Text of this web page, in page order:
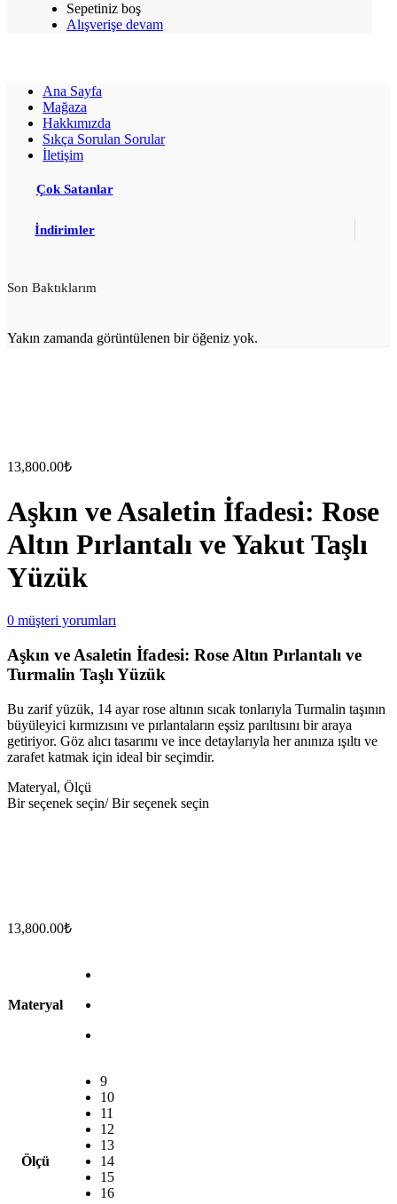
Sepetiniz boş
Alışverişe devam
Ana Sayfa
Mağaza
Hakkımızda
Sıkça Sorulan Sorular
İletişim
Çok Satanlar
İndirimler
Son Baktıklarım
Yakın zamanda görüntülenen bir öğeniz yok.
13,800.00₺
Aşkın ve Asaletin İfadesi: Rose
Altın Pırlantalı ve Yakut Taşlı
Yüzük
0 müşteri yorumları
Aşkın ve Asaletin İfadesi: Rose Altın Pırlantalı ve
Turmalin Taşlı Yüzük
Bu zarif yüzük, 14 ayar rose altının sıcak tonlarıyla Turmalin taşının
büyüleyici kırmızısını ve pırlantaların eşsiz parıltısını bir araya
getiriyor. Göz alıcı tasarımı ve ince detaylarıyla her anınıza ışıltı ve
zarafet katmak için ideal bir seçimdir.
Materyal, Ölçü
Bir seçenek seçin/ Bir seçenek seçin
13,800.00₺
Materyal
Ölçü
9
10
11
12
13
14
15
16